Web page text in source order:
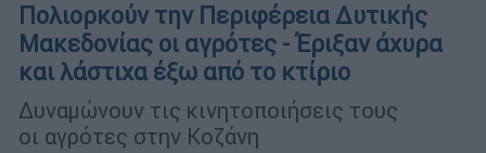
Πολιορκούν την Περιφέρεια Δυτικής
Μακεδονίας οι αγρότες - Έριξαν άχυρα
και λάστιχα έξω από το κτίριο
Δυναμώνουν τις κινητοποιήσεις τους
οι αγρότες στην Κοζάνη